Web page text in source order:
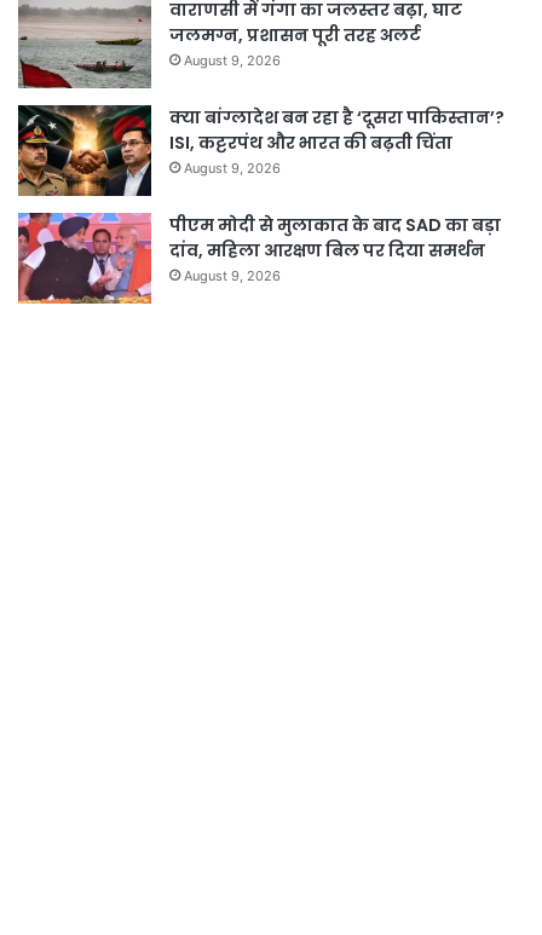
वाराणसी में गंगा का जलस्तर बढ़ा, घाट
जलमग्न, प्रशासन पूरी तरह अलर्ट
August 9, 2026
क्या बांग्लादेश बन रहा है ‘दूसरा पाकिस्तान’?
ISI, कट्टरपंथ और भारत की बढ़ती चिंता
August 9, 2026
पीएम मोदी से मुलाकात के बाद SAD का बड़ा
दांव, महिला आरक्षण बिल पर दिया समर्थन
August 9, 2026